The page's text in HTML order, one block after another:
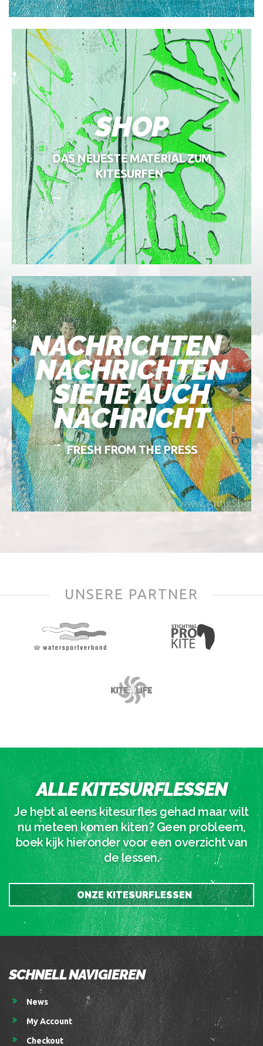
SHOP
DAS NEUESTE MATERIAL ZUM
KITESURFEN
NACHRICHTEN
NACHRICHTEN
SIEHE AUCH
NACHRICHT
FRESH FROM THE PRESS
UNSERE PARTNER
ALLE KITESURFLESSEN
Je hebt al eens kitesurfles gehad maar wilt
nu meteen komen kiten? Geen probleem,
boek kijk hieronder voor een overzicht van
de lessen.
ONZE KITESURFLESSEN
SCHNELL NAVIGIEREN
News
My Account
Checkout